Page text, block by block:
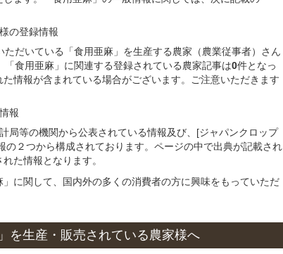
の登録情報
だいている「食用亜麻」を生産する農家（農業従事者）さん
「食用亜麻」に関連する登録されている農家記事は0件となっ
情報が含まれている場合がございます。ご注意いただきます
情報
局等の機関から公表されている情報及び、[ジャパンクロップ
２つから構成されております。ページの中で出典が記載され
た情報となります。
に関して、国内外の多くの消費者の方に興味をもっていただ
を生産・販売されている農家様へ